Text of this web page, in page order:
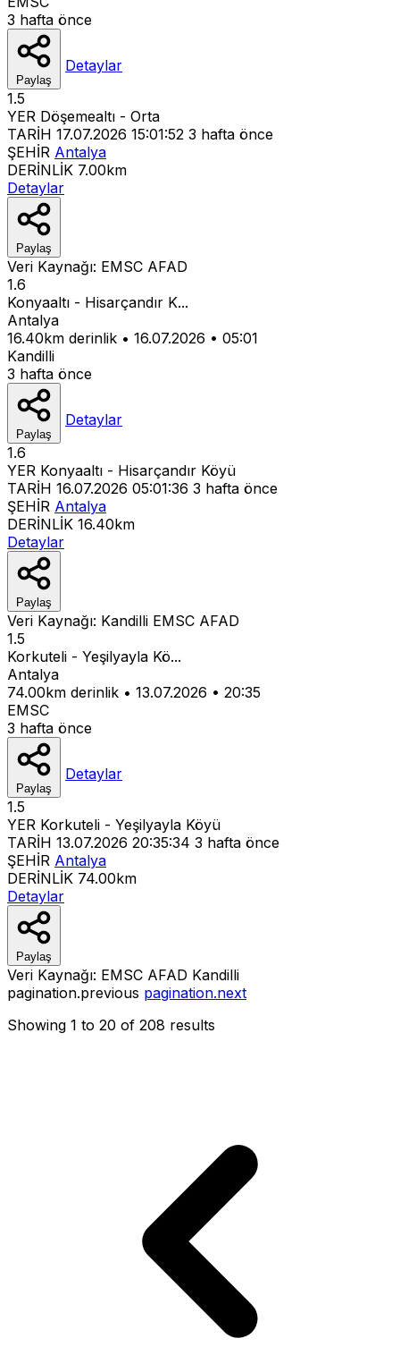
3 hafta önce
Paylaş
Detaylar
1.5
YER Döşemealtı - Orta
TARİH 17.07.2026 15:01:52 3 hafta önce
ŞEHİR Antalya
DERİNLİK 7.00km
Detaylar
Paylaş
Veri Kaynağı: EMSC AFAD
1.6
Konyaaltı - Hisarçandır K...
Antalya
16.40km derinlik • 16.07.2026 • 05:01
Kandilli
3 hafta önce
Paylaş
Detaylar
1.6
YER Konyaaltı - Hisarçandır Köyü
TARİH 16.07.2026 05:01:36 3 hafta önce
ŞEHİR Antalya
DERİNLİK 16.40km
Detaylar
Paylaş
Veri Kaynağı: Kandilli EMSC AFAD
1.5
Korkuteli - Yeşilyayla Kö...
Antalya
74.00km derinlik • 13.07.2026 • 20:35
EMSC
3 hafta önce
Paylaş
Detaylar
1.5
YER Korkuteli - Yeşilyayla Köyü
TARİH 13.07.2026 20:35:34 3 hafta önce
ŞEHİR Antalya
DERİNLİK 74.00km
Detaylar
Paylaş
Veri Kaynağı: EMSC AFAD Kandilli
pagination.previous pagination.next
Showing 1 to 20 of 208 results